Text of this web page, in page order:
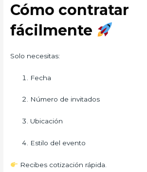
Cómo contratar
fácilmente
Solo necesitas:
Fecha
Número de invitados
Ubicación
Estilo del evento
Recibes cotización rápida.